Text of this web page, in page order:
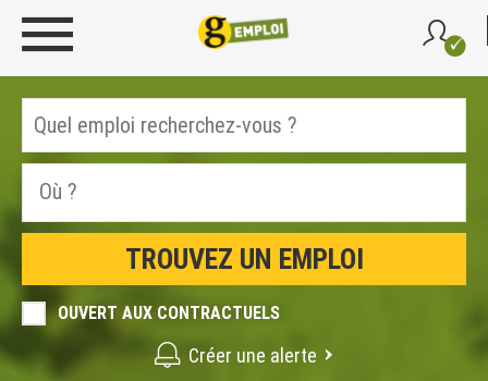
OUVERT AUX CONTRACTUELS
Créer une alerte